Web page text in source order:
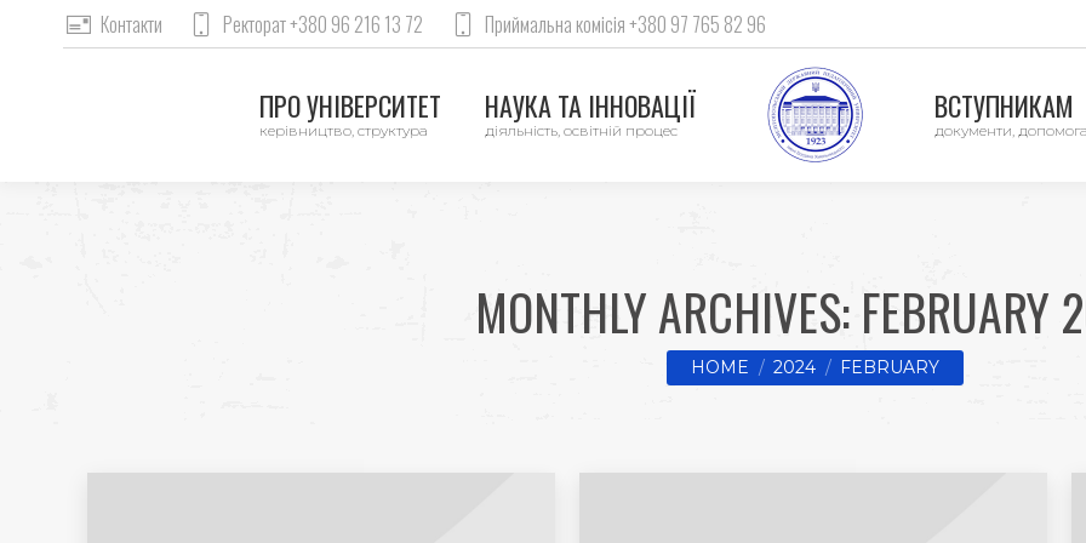
Контакти Ректорат +380 96 216 13 72 Приймальна комісія +380 97 765 82 96
ПРО УНІВЕРСИТЕТ
керівництво, структура
НАУКА ТА ІННОВАЦІЇ
діяльність, освітній процес
ВСТУПНИКАМ
документи, допомога
MONTHLY ARCHIVES: FEBRUARY
You are here:
HOME 2024 FEBRUARY